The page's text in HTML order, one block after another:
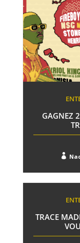
GAGNEZ

TRACE